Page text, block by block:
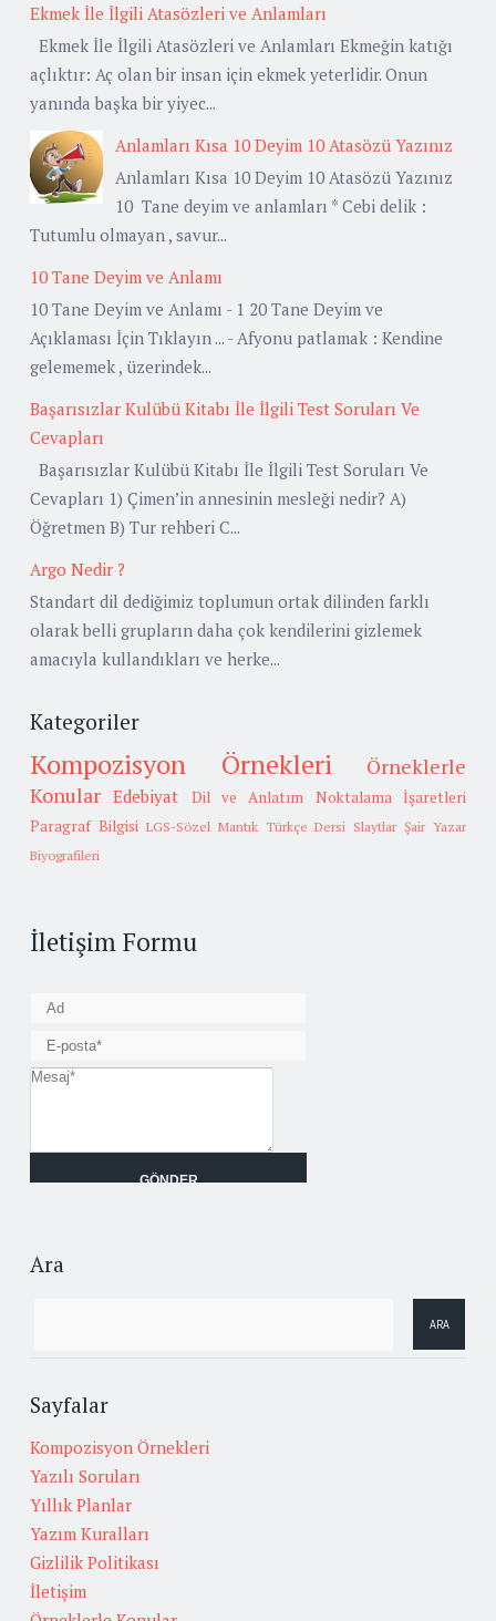
Ekmek İle İlgili Atasözleri ve Anlamları
Ekmek İle İlgili Atasözleri ve Anlamları Ekmeğin katığı
açlıktır: Aç olan bir insan için ekmek yeterlidir. Onun
yanında başka bir yiyec...
Anlamları Kısa 10 Deyim 10 Atasözü Yazınız
Anlamları Kısa 10 Deyim 10 Atasözü Yazınız
10 Tane deyim ve anlamları * Cebi delik :
Tutumlu olmayan , savur...
10 Tane Deyim ve Anlamı
10 Tane Deyim ve Anlamı - 1 20 Tane Deyim ve
Açıklaması İçin Tıklayın ... - Afyonu patlamak : Kendine
gelememek , üzerindek...
Başarısızlar Kulübü Kitabı İle İlgili Test Soruları Ve
Cevapları
Başarısızlar Kulübü Kitabı İle İlgili Test Soruları Ve
Cevapları 1) Çimen’in annesinin mesleği nedir? A)
Öğretmen B) Tur rehberi C...
Argo Nedir ?
Standart dil dediğimiz toplumun ortak dilinden farklı
olarak belli grupların daha çok kendilerini gizlemek
amacıyla kullandıkları ve herke...
Kategoriler
Kompozisyon Örnekleri
Örneklerle
Konular Edebiyat Dil ve Anlatım
Noktalama İşaretleri
Paragraf Bilgisi LGS-Sözel Mantık Türkçe Dersi Slaytlar Şair Yazar
Biyografileri
İletişim Formu
Ara
Sayfalar
Kompozisyon Örnekleri
Yazılı Soruları
Yıllık Planlar
Yazım Kuralları
Gizlilik Politikası
İletişim